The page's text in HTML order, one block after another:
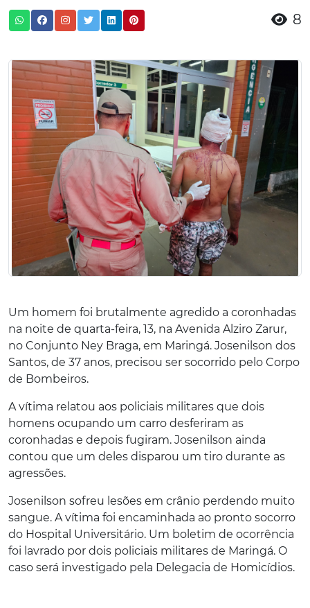
8
Um homem foi brutalmente agredido a coronhadas
na noite de quarta-feira, 13, na Avenida Alziro Zarur,
no Conjunto Ney Braga, em Maringá. Josenilson dos
Santos, de 37 anos, precisou ser socorrido pelo Corpo
de Bombeiros.
A vítima relatou aos policiais militares que dois
homens ocupando um carro desferiram as
coronhadas e depois fugiram. Josenilson ainda
contou que um deles disparou um tiro durante as
agressões.
Josenilson sofreu lesões em crânio perdendo muito
sangue. A vítima foi encaminhada ao pronto socorro
do Hospital Universitário. Um boletim de ocorrência
foi lavrado por dois policiais militares de Maringá. O
caso será investigado pela Delegacia de Homicídios.